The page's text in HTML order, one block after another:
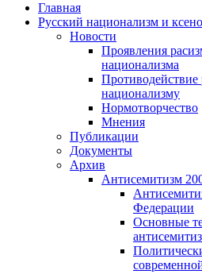
Главная
Русский национализм и
Новости
Проявления
национализма
Противодействие
национализму
Нормотворчество
Мнения
Публикации
Документы
Архив
Антисемитизм
Федерации
Основные